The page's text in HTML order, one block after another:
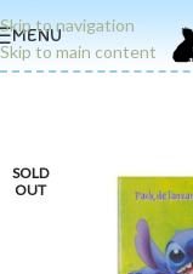
Skip to navigation
Skip to main content
MENU
SOLD
OUT